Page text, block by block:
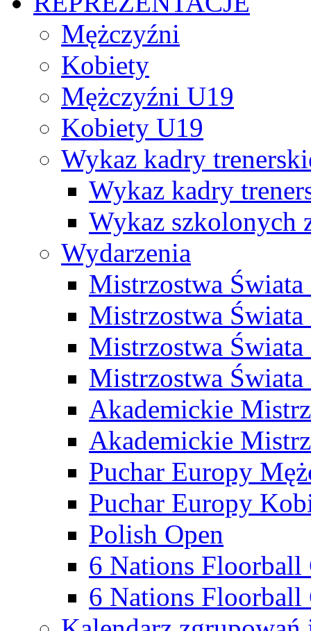
Mężczyźni
Kobiety
Mężczyźni U19
Kobiety U19
Wykaz kadry
Wykaz kadry
Wykaz szkolonych
Wydarzenia
Mistrzostwa
Mistrzostwa
Mistrzostwa
Mistrzostwa
Akademickie
Akademickie
Puchar Europy
Puchar Europy
Polish Open
6 Nations Floorball
6 Nations Floorball